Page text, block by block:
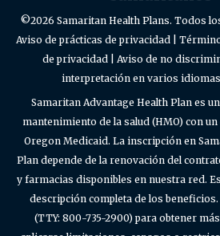
©2026 Samaritan Health Plans. Todos
Aviso de prácticas de privacidad
de privacidad| Aviso de no
interpretación en varios idiomas
Samaritan Advantage Health Plan es
mantenimiento de la salud (HMO) con
Oregon Medicaid. La inscripción en
Plan depende de la renovación del
y farmacias disponibles en nuestra red.
descripción completa de los
(TTY: 800-735-2900) para obtener